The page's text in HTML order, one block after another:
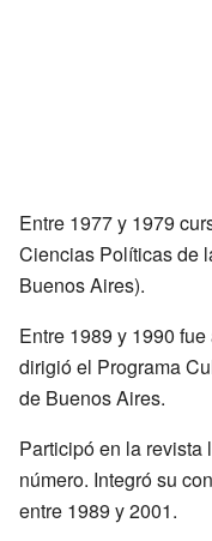
Entre 1977 y 1979
Ciencias Políticas de
Buenos Aires).
Entre 1989 y 1990
dirigió el Programa
de Buenos Aires.
Participó en la revista
número. Integró su
entre 1989 y 2001.